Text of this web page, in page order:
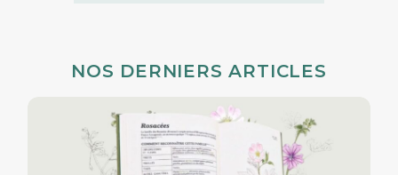
NOS DERNIERS ARTICLES